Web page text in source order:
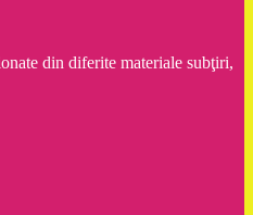
din diferite materiale subţiri,